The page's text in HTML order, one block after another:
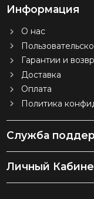
Информация
О нас
Гарантии и
Доставка
Оплата
Политика
Служба
Личный